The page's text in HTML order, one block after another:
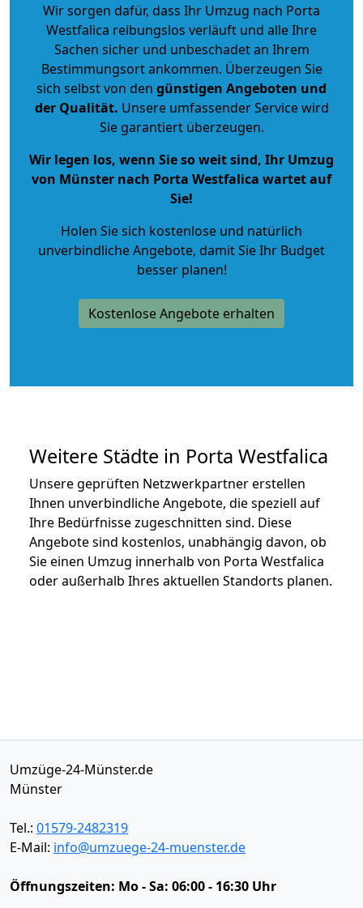
Wir sorgen dafür, dass Ihr Umzug nach Porta
Westfalica reibungslos verläuft und alle Ihre
Sachen sicher und unbeschadet an Ihrem
Bestimmungsort ankommen. Überzeugen Sie
sich selbst von den günstigen Angeboten und
der Qualität. Unsere umfassender Service wird
Sie garantiert überzeugen.
Wir legen los, wenn Sie so weit sind, Ihr Umzug
von Münster nach Porta Westfalica wartet auf
Sie!
Holen Sie sich kostenlose und natürlich
unverbindliche Angebote, damit Sie Ihr Budget
besser planen!
Kostenlose Angebote erhalten
Weitere Städte in Porta Westfalica
Unsere geprüften Netzwerkpartner erstellen
Ihnen unverbindliche Angebote, die speziell auf
Ihre Bedürfnisse zugeschnitten sind. Diese
Angebote sind kostenlos, unabhängig davon, ob
Sie einen Umzug innerhalb von Porta Westfalica
oder außerhalb Ihres aktuellen Standorts planen.
Umzüge-24-Münster.de
Münster
Tel.: 01579-2482319
E-Mail: info@umzuege-24-muenster.de
Öffnungszeiten: Mo - Sa: 06:00 - 16:30 Uhr